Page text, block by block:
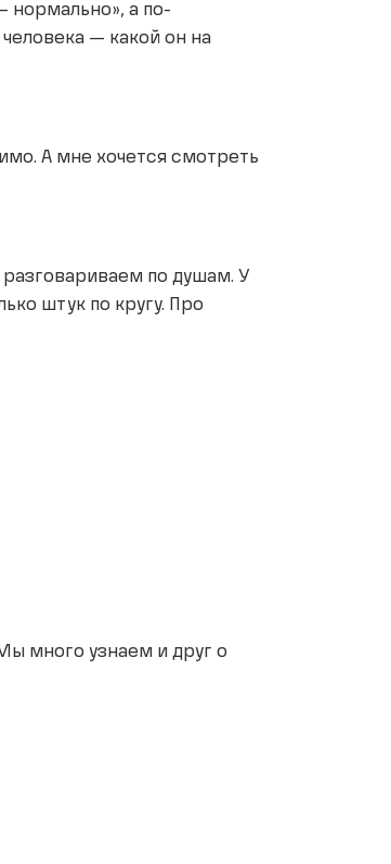
нормально», а по-
— какой он на
А мне хочется смотреть
разговариваем по душам. У
штук по кругу. Про
много узнаем и друг о